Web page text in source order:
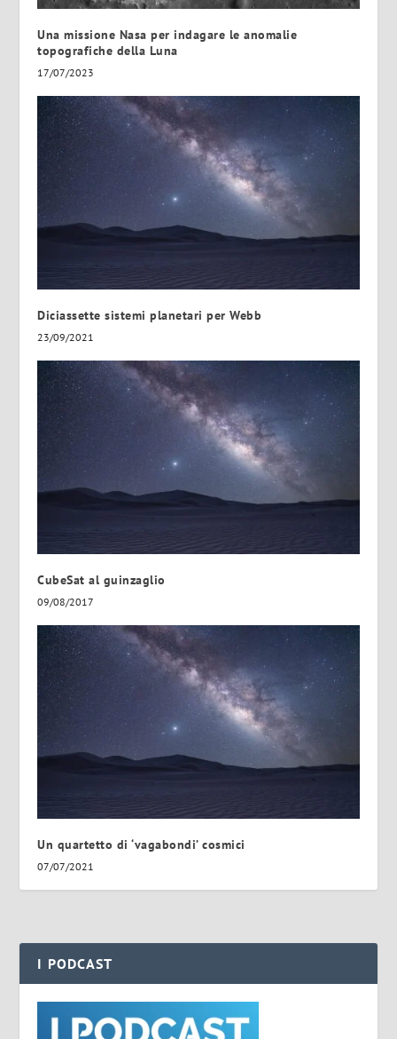
Una missione Nasa per indagare le anomalie
topografiche della Luna
17/07/2023
Diciassette sistemi planetari per Webb
23/09/2021
CubeSat al guinzaglio
09/08/2017
Un quartetto di ‘vagabondi’ cosmici
07/07/2021
I PODCAST